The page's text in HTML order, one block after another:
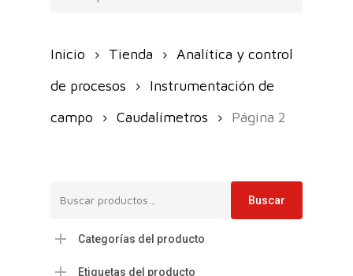
Inicio Tienda
Analítica y control
de procesos
Instrumentación de
campo
Caudalímetros Página 2
Buscar
Categorías del producto
Etiquetas del producto